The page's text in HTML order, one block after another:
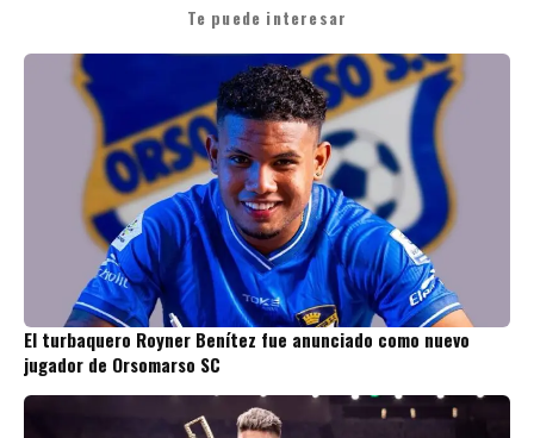
Te puede interesar
El turbaquero Royner Benítez fue anunciado como nuevo
jugador de Orsomarso SC